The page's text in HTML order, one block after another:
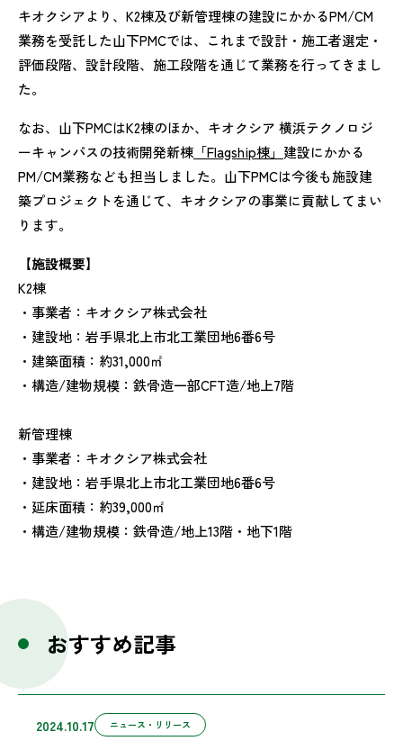
キオクシアより、K2棟及び新管理棟の建設にかかるPM/CM
業務を受託した山下PMCでは、これまで設計・施工者選定・
評価段階、設計段階、施工段階を通じて業務を行ってきまし
た。
なお、山下PMCはK2棟のほか、キオクシア 横浜テクノロジ
ーキャンパスの技術開発新棟 「Flagship棟」 建設にかかる
PM/CM業務なども担当しました。山下PMCは今後も施設建
築プロジェクトを通じて、キオクシアの事業に貢献してまい
ります。
【施設概要】
K2棟
・事業者：キオクシア株式会社
・建設地：岩手県北上市北工業団地6番6号
・建築面積：約31,000㎡
・構造/建物規模：鉄骨造一部CFT造/地上7階
新管理棟
・事業者：キオクシア株式会社
・建設地：岩手県北上市北工業団地6番6号
・延床面積：約39,000㎡
・構造/建物規模：鉄骨造/地上13階・地下1階
おすすめ記事
2024.10.17 ニュース・リリース